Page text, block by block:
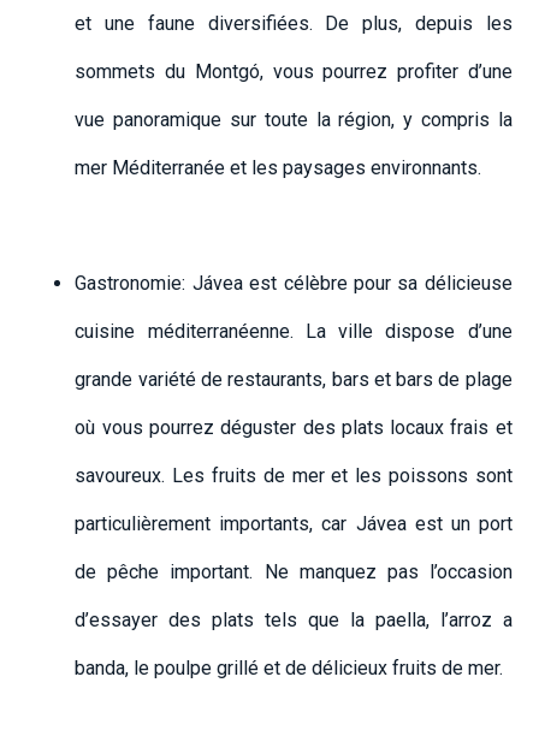
et une faune diversifiées. De plus, depuis les
sommets du Montgó, vous pourrez profiter d’une
vue panoramique sur toute la région, y compris la
mer Méditerranée et les paysages environnants.
Gastronomie: Jávea est célèbre pour sa délicieuse
cuisine méditerranéenne. La ville dispose d’une
grande variété de restaurants, bars et bars de plage
où vous pourrez déguster des plats locaux frais et
savoureux. Les fruits de mer et les poissons sont
particulièrement importants, car Jávea est un port
de pêche important. Ne manquez pas l’occasion
d’essayer des plats tels que la paella, l’arroz a
banda, le poulpe grillé et de délicieux fruits de mer.